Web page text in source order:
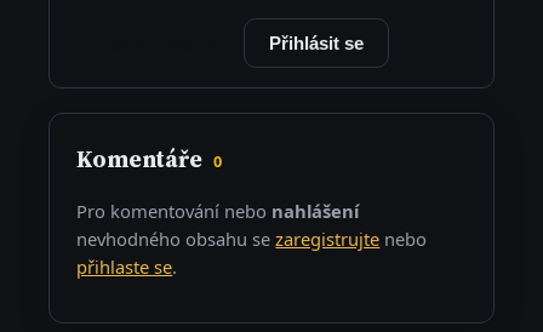
Přihlásit se
Komentáře 0
Pro komentování nebo nahlášení
nevhodného obsahu sezaregistrujte nebo
přihlaste se.